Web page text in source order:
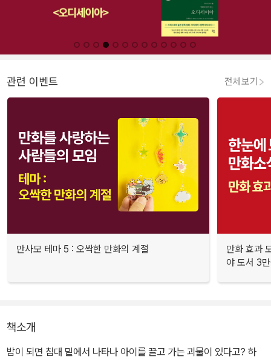
관련 이벤트 전체보기
만사모 테마 5 : 오싹한 만화의 계절
만화 효과
야 도서 3
책소개
밤이 되면 침대 밑에서 나타나 아이를 끌고 가는 괴물이 있다고? 하